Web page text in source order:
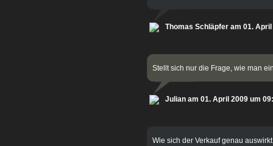
Thomas Schläpfer am 01.
Stellt sich nur die Frage, wie man
Julian am 01. April 2009 um
Wie sich der Verkauf genau